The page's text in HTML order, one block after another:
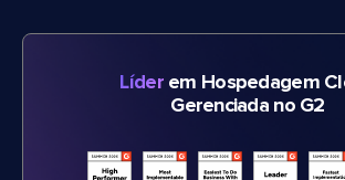
Líderem Hospedagem
Gerenciada no G2